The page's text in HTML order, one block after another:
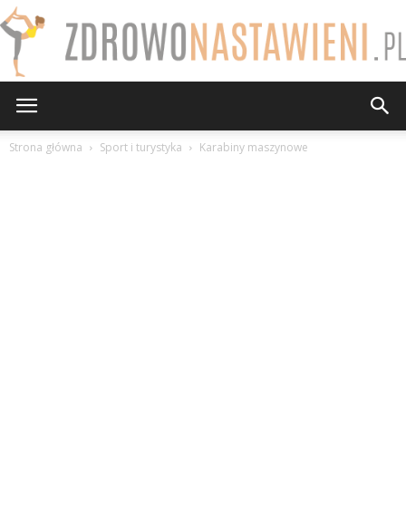
Strona główna Sport i turystyka Karabiny maszynowe